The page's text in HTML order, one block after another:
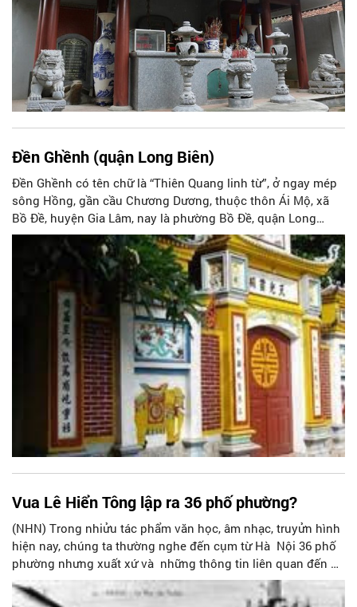
Đền Ghềnh (quận Long Biên)
Đền Ghềnh có tên chữ là “Thiên Quang linh từ”, ở ngay mép
sông Hồng, gần cầu Chương Dương, thuộc thôn Ái Mộ, xã
Bồ Đề, huyện Gia Lâm, nay là phường Bồ Đề, quận Long
Biên, Hà Nội.
Vua Lê Hiển Tông lập ra 36 phố phường?
(NHN) Trong nhiửu tác phẩm văn học, âm nhạc, truyửn hình
hiện nay, chúng ta thường nghe đến cụm từ Hà Nội 36 phố
phường nhưng xuất xứ và những thông tin liên quan đến nó
không phải ai cũng biết. Vử băn khoan nà y, giáo sư sử­ học
Lê Văn Lan đã từng đưa ra ý kiến như sau: